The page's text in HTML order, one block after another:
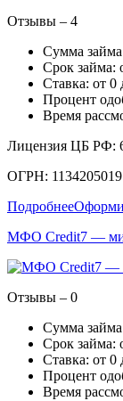
Отзывы – 4
Сумма
Срок займа:
Ставка: от 0
Процент
Время
Лицензия ЦБ РФ:
ОГРН:
Подробнее
МФО Credit7 —
Отзывы – 0
Сумма
Срок займа:
Ставка: от 0
Процент
Время